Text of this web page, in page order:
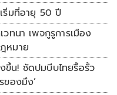
ริ่มที่อายุ 50 ปี
วทนา เพจกูรูการเมือง
หมาย
น! ซัดปมบีบไทยรื้อรั้ว
ของมึง’